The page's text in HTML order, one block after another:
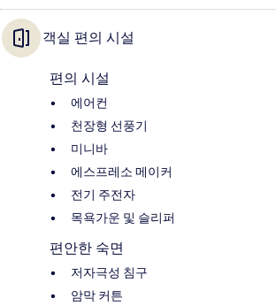
객실 편의 시설
편의 시설
에어컨
천장형 선풍기
미니바
에스프레소 메이커
전기 주전자
목욕가운 및 슬리퍼
편안한 숙면
저자극성 침구
암막 커튼